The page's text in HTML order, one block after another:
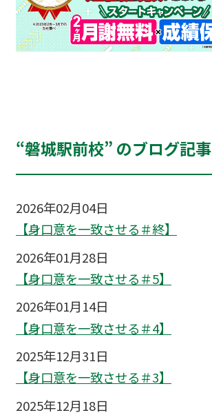
“磐城駅前校” のブログ記事
2026年02月04日
【身口意を一致させる＃終】
2026年01月28日
【身口意を一致させる＃5】
2026年01月14日
【身口意を一致させる＃4】
2025年12月31日
【身口意を一致させる＃3】
2025年12月18日